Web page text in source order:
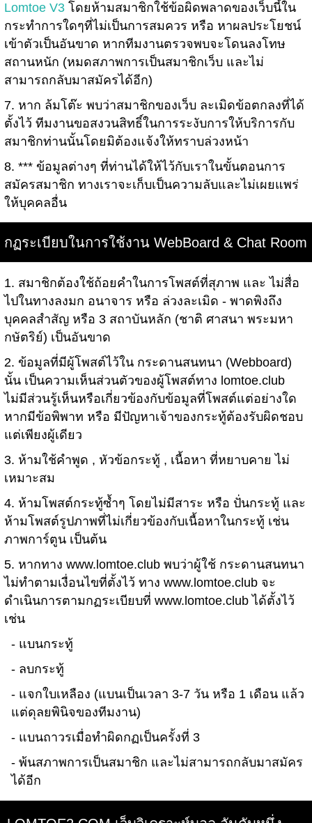
Lomtoe V3 โดยห้ามสมาชิกใช้ข้อผิดพลาดของเว็บนี้ใน
กระทำการใดๆที่ไม่เป็นการสมควร หรือ หาผลประโยชน์
เข้าตัวเป็นอันขาด หากทีมงานตรวจพบจะโดนลงโทษ
สถานหนัก (หมดสภาพการเป็นสมาชิกเว็บ และไม่
สามารถกลับมาสมัครได้อีก)
7. หาก ล้มโต๊ะ พบว่าสมาชิกของเว็บ ละเมิดข้อตกลงที่ได้
ตั้งไว้ ทีมงานขอสงวนสิทธิ์ในการระงับการให้บริการกับ
สมาชิกท่านนั้นโดยมิต้องแจ้งให้ทราบล่วงหน้า
8. *** ข้อมูลต่างๆ ที่ท่านได้ให้ไว้กับเราในขั้นตอนการ
สมัครสมาชิก ทางเราจะเก็บเป็นความลับและไม่เผยแพร่
ให้บุคคลอื่น
กฏระเบียบในการใช้งาน WebBoard & Chat Room
1. สมาชิกต้องใช้ถ้อยคำในการโพสต์ที่สุภาพ และ ไม่สื่อ
ไปในทางลงมก อนาจาร หรือ ล่วงละเมิด - พาดพิงถึง
บุคคลสำสัญ หรือ 3 สถาบันหลัก (ชาติ ศาสนา พระมหา
กษัตริย์) เป็นอันขาด
2. ข้อมูลที่มีผู้โพสต์ไว้ใน กระดานสนทนา (Webboard)
นั้น เป็นความเห็นส่วนตัวของผู้โพสต์ทาง lomtoe.club
ไม่มีส่วนรู้เห็นหรือเกี่ยวข้องกับข้อมูลที่โพสต์แต่อย่างใด
หากมีข้อพิพาท หรือ มีปัญหาเจ้าของกระทู้ต้องรับผิดชอบ
แต่เพียงผู้เดียว
3. ห้ามใช้คำพูด , หัวข้อกระทู้ , เนื้อหา ที่หยาบคาย ไม่
เหมาะสม
4. ห้ามโพสต์กระทู้ซ้ำๆ โดยไม่มีสาระ หรือ ปั่นกระทู้ และ
ห้ามโพสต์รูปภาพที่ไม่เกี่ยวข้องกับเนื้อหาในกระทู้ เช่น
ภาพการ์ตูน เป็นต้น
5. หากทาง www.lomtoe.club พบว่าผู้ใช้ กระดานสนทนา
ไม่ทำตามเงื่อนไขที่ตั้งไว้ ทาง www.lomtoe.club จะ
ดำเนินการตามกฏระเบียบที่ www.lomtoe.club ได้ตั้งไว้
เช่น
- แบนกระทู้
- ลบกระทู้
- แจกใบเหลือง (แบนเป็นเวลา 3-7 วัน หรือ 1 เดือน แล้ว
แต่ดุลยพินิจของทีมงาน)
- แบนถาวรเมื่อทำผิดกฏเป็นครั้งที่ 3
- พ้นสภาพการเป็นสมาชิก และไม่สามารถกลับมาสมัคร
ได้อีก